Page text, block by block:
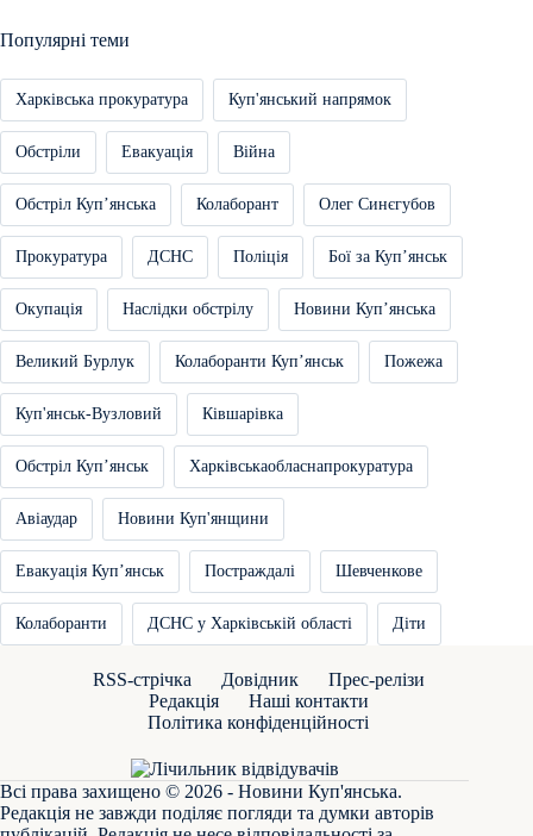
Популярні теми
Харківська прокуратура Куп'янський напрямок
Обстріли Евакуація Війна
Обстріл Купʼянська Колаборант Олег Синєгубов
Прокуратура ДСНС Поліція Бої за Купʼянськ
Окупація Наслідки обстрілу Новини Купʼянська
Великий Бурлук Колаборанти Купʼянськ Пожежа
Куп'янськ-Вузловий Ківшарівка
Обстріл Купʼянськ Харківськаобласнапрокуратура
Авіаудар Новини Куп'янщини
Евакуація Купʼянськ Постраждалі Шевченкове
Колаборанти ДСНС у Харківській області Діти
RSS-стрічка Довідник
Прес-релізи
Редакція
Наші контакти
Політика конфіденційності
Всі права захищено © 2026 - Новини Куп'янська.
Редакція не завжди поділяє погляди та думки авторів